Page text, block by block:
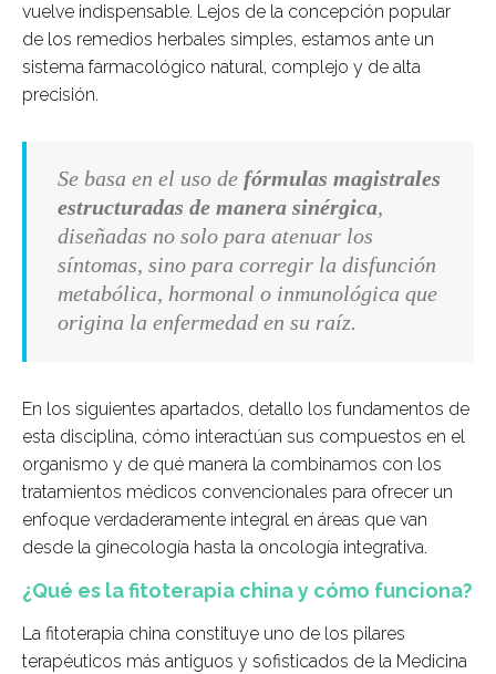
vuelve indispensable. Lejos de la concepción popular
de los remedios herbales simples, estamos ante un
sistema farmacológico natural, complejo y de alta
precisión.
Se basa en el uso de fórmulas magistrales
estructuradas de manera sinérgica,
diseñadas no solo para atenuar los
síntomas, sino para corregir la disfunción
metabólica, hormonal o inmunológica que
origina la enfermedad en su raíz.
En los siguientes apartados, detallo los fundamentos de
esta disciplina, cómo interactúan sus compuestos en el
organismo y de qué manera la combinamos con los
tratamientos médicos convencionales para ofrecer un
enfoque verdaderamente integral en áreas que van
desde la ginecología hasta la oncología integrativa.
¿Qué es la fitoterapia china y cómo funciona?
La fitoterapia china constituye uno de los pilares
terapéuticos más antiguos y sofisticados de la Medicina